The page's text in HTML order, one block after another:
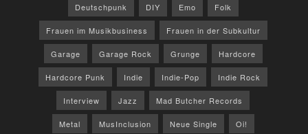
Deutschpunk DIY Emo Folk
Frauen im Musikbusiness Frauen in der Subkultur
Garage Garage Rock Grunge Hardcore
Hardcore Punk Indie Indie-Pop Indie Rock
Interview Jazz Mad Butcher Records
Metal MusInclusion Neue Single Oi!